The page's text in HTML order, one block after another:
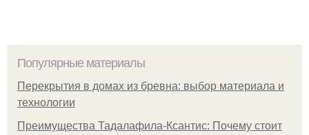
Популярные материалы
Перекрытия в домах из бревна: выбор материала и
технологии
Преимущества Тадалафила-Ксантис: Почему стоит